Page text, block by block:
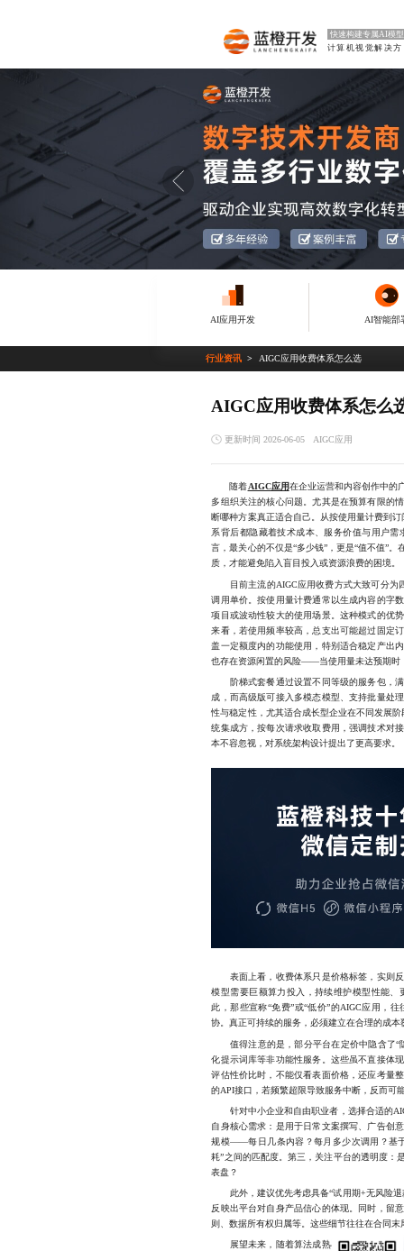
快速构建专属AI模型
AI应用开发 AI智能部
行业资讯 AIGC应用收费体系怎么选
AIGC应用收费体系怎么
更新时间 2026-06-05 AIGC应用
随着AIGC应用在企业运营和内容创作中的
多组织关注的核心问题。尤其是在预算有限的
断哪种方案真正适合自己。从按使用量计费到
系背后都隐藏着技术成本、服务价值与用户
言，最关心的不仅是“多少钱”，更是“值不值”
质，才能避免陷入盲目投入或资源浪费的困境。
目前主流的AIGC应用收费方式大致可分为
调用单价。按使用量计费通常以生成内容的字
项目或波动性较大的使用场景。这种模式的优
来看，若使用频率较高，总支出可能超过固定
盖一定额度内的功能使用，特别适合稳定产出
也存在资源闲置的风险——当使用量未达预期时
阶梯式套餐通过设置不同等级的服务包，满
成，而高级版可接入多模态模型、支持批量处
性与稳定性，尤其适合成长型企业在不同发展
统集成方，按每次请求收取费用，强调技术对
本不容忽视，对系统架构设计提出了更高要求。
表面上看，收费体系只是价格标签，实则反
模型需要巨额算力投入，持续维护模型性能
此，那些宣称“免费”或“低价”的AIGC应用，
协。真正可持续的服务，必须建立在合理的成本
值得注意的是，部分平台在定价中隐含了“
化提示词库等非功能性服务。这些虽不直接体
评估性价比时，不能仅看表面价格，还应考量
的API接口，若频繁超限导致服务中断，反而可
针对中小企业和自由职业者，选择合适的
自身核心需求：是用于日常文案撰写、广告创
规模——每日几条内容？每月多少次调用？基
耗”之间的匹配度。第三，关注平台的透明度：
表盘？
此外，建议优先考虑具备“试用期+无风险退
反映出平台对自身产品信心的体现。同时，留
则、数据所有权归属等。这些细节往往在合同
展望未来，随着算法成熟与市场竞争加剧，